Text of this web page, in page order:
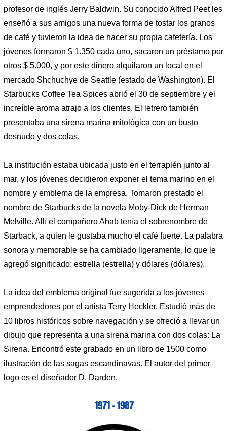
profesor de inglés Jerry Baldwin. Su conocido Alfred Peet les
enseñó a sus amigos una nueva forma de tostar los granos
de café y tuvieron la idea de hacer su propia cafetería. Los
jóvenes formaron $ 1.350 cada uno, sacaron un préstamo por
otros $ 5.000, y por este dinero alquilaron un local en el
mercado Shchuchye de Seattle (estado de Washington). El
Starbucks Coffee Tea Spices abrió el 30 de septiembre y el
increíble aroma atrajo a los clientes. El letrero también
presentaba una sirena marina mitológica con un busto
desnudo y dos colas.
La institución estaba ubicada justo en el terraplén junto al
mar, y los jóvenes decidieron exponer el tema marino en el
nombre y emblema de la empresa. Tomaron prestado el
nombre de Starbucks de la novela Moby-Dick de Herman
Melville. Allí el compañero Ahab tenía el sobrenombre de
Starback, a quien le gustaba mucho el café fuerte. La palabra
sonora y memorable se ha cambiado ligeramente, lo que le
agregó significado: estrella (estrella) y dólares (dólares).
La idea del emblema original fue sugerida a los jóvenes
emprendedores por el artista Terry Heckler. Estudió más de
10 libros históricos sobre navegación y se ofreció a llevar un
dibujo que representa a una sirena marina con dos colas: La
Sirena. Encontró este grabado en un libro de 1500 como
ilustración de las sagas escandinavas. El autor del primer
logo es el diseñador D. Darden.
1971 – 1987